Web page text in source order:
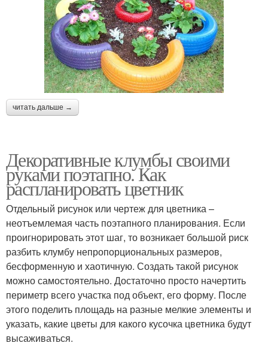
читать дальше →
Декоративные клумбы своими
руками поэтапно. Как
распланировать цветник
Отдельный рисунок или чертеж для цветника –
неотъемлемая часть поэтапного планирования. Если
проигнорировать этот шаг, то возникает большой риск
разбить клумбу непропорциональных размеров,
бесформенную и хаотичную. Создать такой рисунок
можно самостоятельно. Достаточно просто начертить
периметр всего участка под объект, его форму. После
этого поделить площадь на разные мелкие элементы и
указать, какие цветы для какого кусочка цветника будут
высаживаться.